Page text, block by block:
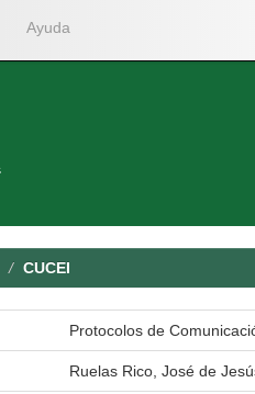
Ayuda
CUCEI
Protocolos de
Ruelas Rico, José de